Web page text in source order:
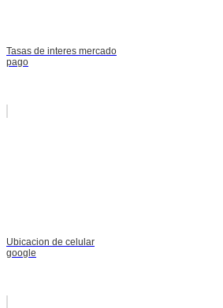
Tasas de interes mercado
pago
Ubicacion de celular
google